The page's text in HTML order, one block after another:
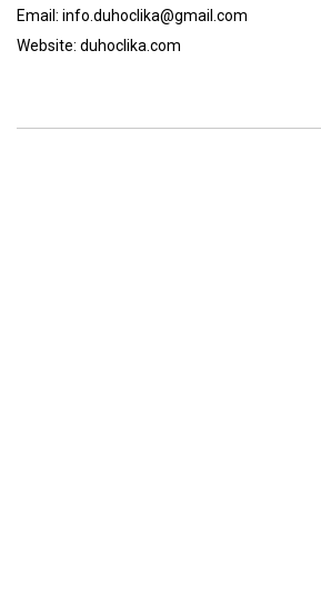
Email: info.duhoclika@gmail.com
Website: duhoclika.com